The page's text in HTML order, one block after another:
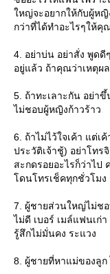
หญ่จะอยากให้กับผู้หญิ
กว่าที่ได้ทำอะไรๆให้คุ
4. อย่าบ่น อย่าสั่ง พูดดี
อยู่แล้ว ถ้าคุณว่าเหตุผ
5. ถ้าทะเลาะกัน อย่า
ไม่ชอบผู้หญิงก้าวร้าว
6. ถ้าไม่ไว้ใจเค้า แต่เ
ประวัติเจ้าชู้) อย่าโทร
สะกดรอยอะไรก็ว่าไป
ดนโทรเช็คทุกชั่วโมง
7. ผู้ชายส่วนใหญ่ไม่ช
ไม่ดี เบอร์ เมล์แฟนเก่
รู้สึกไม่มั่นคง ระแวง
8. ผู้ชายที่หาแม่ของลู